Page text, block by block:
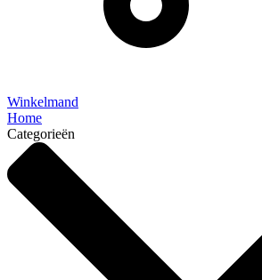
Winkelmand
Home
Categorieën